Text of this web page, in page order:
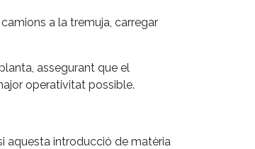
a la tremuja, carregar
assegurant que el
operativitat possible.
aquesta introducció de matèria